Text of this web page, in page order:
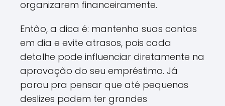
organizarem financeiramente.
Então, a dica é: mantenha suas contas
em dia e evite atrasos, pois cada
detalhe pode influenciar diretamente na
aprovação do seu empréstimo. Já
parou pra pensar que até pequenos
deslizes podem ter grandes